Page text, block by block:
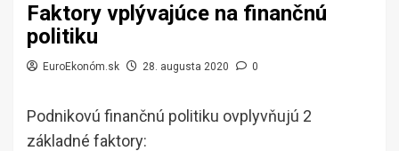
Faktory vplývajúce na finančnú
politiku
EuroEkonóm.sk 28. augusta 2020 0
Podnikovú finančnú politiku ovplyvňujú 2
základné faktory: